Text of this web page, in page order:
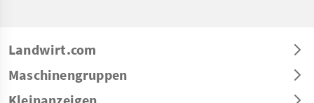
Landwirt.com
Maschinengruppen